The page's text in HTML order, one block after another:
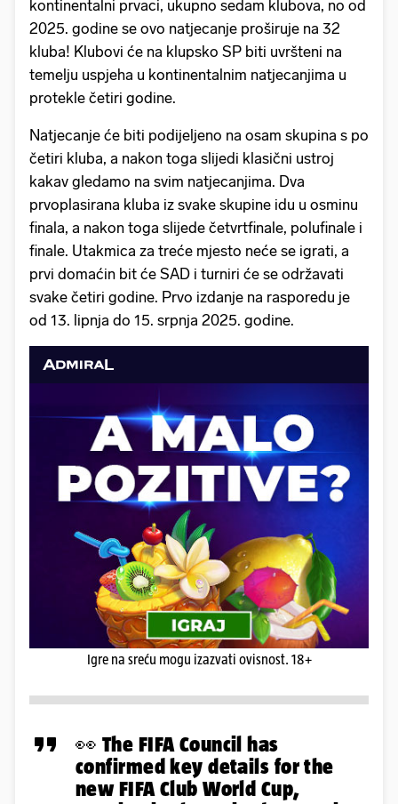
kontinentalni prvaci, ukupno sedam klubova, no od
2025. godine se ovo natjecanje proširuje na 32
kluba! Klubovi će na klupsko SP biti uvršteni na
temelju uspjeha u kontinentalnim natjecanjima u
protekle četiri godine.
Natjecanje će biti podijeljeno na osam skupina s po
četiri kluba, a nakon toga slijedi klasični ustroj
kakav gledamo na svim natjecanjima. Dva
prvoplasirana kluba iz svake skupine idu u osminu
finala, a nakon toga slijede četvrtfinale, polufinale i
finale. Utakmica za treće mjesto neće se igrati, a
prvi domaćin bit će SAD i turniri će se održavati
svake četiri godine. Prvo izdanje na rasporedu je
od 13. lipnja do 15. srpnja 2025. godine.
Igre na sreću mogu izazvati ovisnost. 18+
👀 The FIFA Council has
confirmed key details for the
new FIFA Club World Cup,